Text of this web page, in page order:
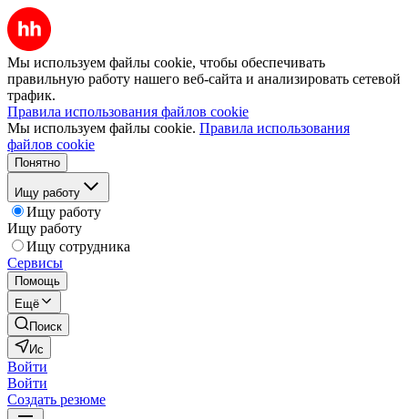
Мы используем файлы cookie, чтобы обеспечивать
правильную работу нашего веб-сайта и анализировать сетевой
трафик.
Правила использования файлов cookie
Мы используем файлы cookie. Правила использования
файлов cookie
Понятно
Ищу работу
Ищу работу
Ищу работу
Ищу сотрудника
Сервисы
Помощь
Ещё
Поиск
Ис
Войти
Войти
Создать резюме